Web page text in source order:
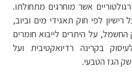
אשר מוחרגים מתחולתו.
רישיון לפי חוק תאגידי מים וביוב,
על היתרים לייבוא חומרים
בקרינה רדיואקטיבית ועל
הגז הטבעי.